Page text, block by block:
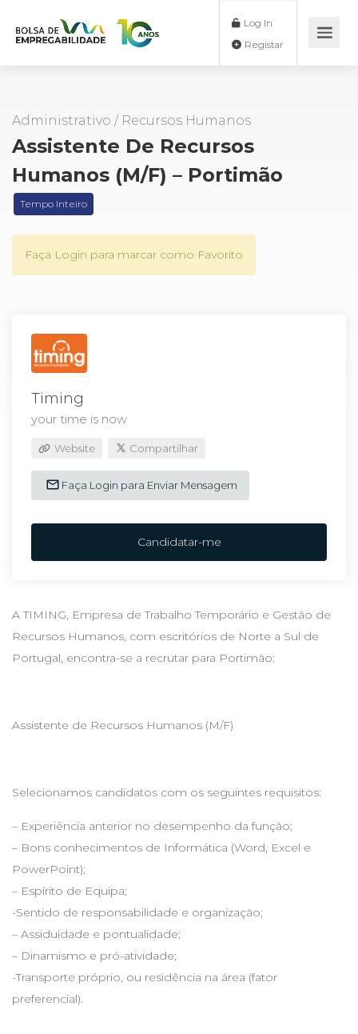
Log In
Administrativo / Recursos Humanos
Assistente De Recursos
Humanos (M/F) – Portimão
Tempo Inteiro
Faça Login para marcar como Favorito
Timing
your time is now
Website Compartilhar
Faça Login para Enviar Mensagem
Candidatar-me
A TIMING, Empresa de Trabalho Temporário e Gestão de
Recursos Humanos, com escritórios de Norte a Sul de
Portugal, encontra-se a recrutar para Portimão:
Assistente de Recursos Humanos (M/F)
Selecionamos candidatos com os seguintes requisitos:
– Experiência anterior no desempenho da função;
– Bons conhecimentos de Informática (Word, Excel e
PowerPoint);
– Espírito de Equipa;
-Sentido de responsabilidade e organização;
– Assiduidade e pontualidade;
– Dinamismo e pró-atividade;
-Transporte próprio, ou residência na área (fator
preferencial).